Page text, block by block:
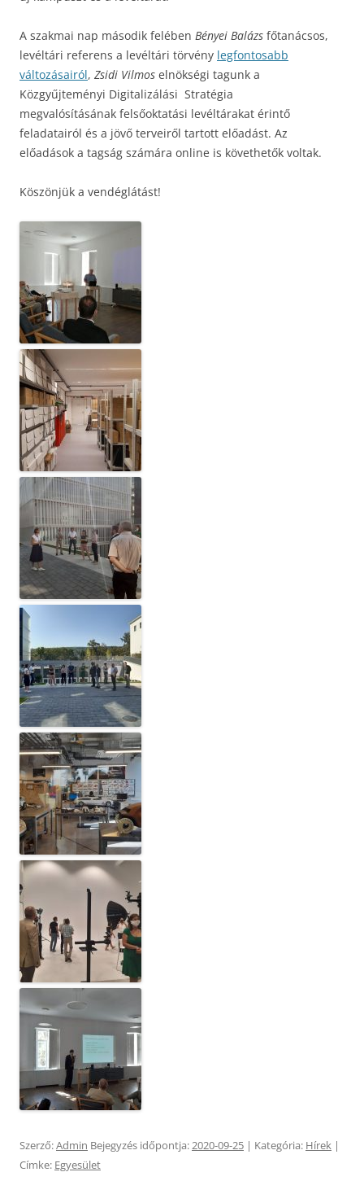
A szakmai nap második felében Bényei Balázs főtanácsos,
levéltári referens a levéltári törvény legfontosabb
változásairól, Zsidi Vilmos elnökségi tagunk a
Közgyűjteményi Digitalizálási Stratégia
megvalósításának felsőoktatási levéltárakat érintő
feladatairól és a jövő terveiről tartott előadást. Az
előadások a tagság számára online is követhetők voltak.
Köszönjük a vendéglátást!
Szerző:Admin Bejegyzés időpontja:2020-09-25 | Kategória: Hírek |
Címke: Egyesület